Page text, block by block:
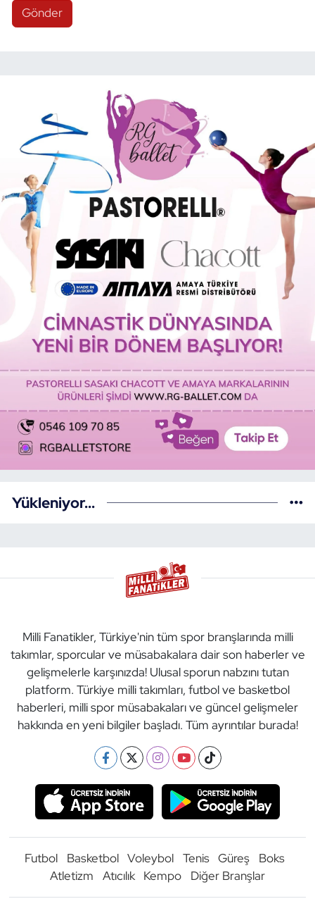
Gönder
Yükleniyor...
Milli Fanatikler, Türkiye'nin tüm spor branşlarında milli
takımlar, sporcular ve müsabakalara dair son haberler ve
gelişmelerle karşınızda! Ulusal sporun nabzını tutan
platform. Türkiye milli takımları, futbol ve basketbol
haberleri, milli spor müsabakaları ve güncel gelişmeler
hakkında en yeni bilgiler başladı. Tüm ayrıntılar burada!
Futbol Basketbol Voleybol Tenis Güreş
Boks
Atletizm
Atıcılık Kempo Diğer Branşlar